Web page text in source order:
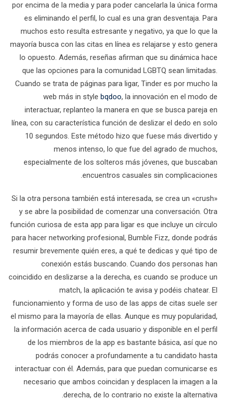
por encima de la media y para poder cancelarla la única forma
es eliminando el perfil, lo cual es una gran desventaja. Para
muchos esto resulta estresante y negativo, ya que lo que la
mayoría busca con las citas en línea es relajarse y esto genera
lo opuesto. Además, reseñas afirman que su dinámica hace
que las opciones para la comunidad LGBTQ sean limitadas.
Cuando se trata de páginas para ligar, Tinder es por mucho la
web más in style bqdoo, la innovación en el modo de
interactuar, replanteo la manera en que se busca pareja en
línea, con su característica función de deslizar el dedo en solo
10 segundos. Este método hizo que fuese más divertido y
menos intenso, lo que fue del agrado de muchos,
especialmente de los solteros más jóvenes, que buscaban
encuentros casuales sin complicaciones.
Si la otra persona también está interesada, se crea un «crush»
y se abre la posibilidad de comenzar una conversación. Otra
función curiosa de esta app para ligar es que incluye un círculo
para hacer networking profesional, Bumble Fizz, donde podrás
resumir brevemente quién eres, a qué te dedicas y qué tipo de
conexión estás buscando. Cuando dos personas han
coincidido en deslizarse a la derecha, es cuando se produce un
match, la aplicación te avisa y podéis chatear. El
funcionamiento y forma de uso de las apps de citas suele ser
el mismo para la mayoría de ellas. Aunque es muy popularidad,
la información acerca de cada usuario y disponible en el perfil
de los miembros de la app es bastante básica, así que no
podrás conocer a profundamente a tu candidato hasta
interactuar con él. Además, para que puedan comunicarse es
necesario que ambos coincidan y desplacen la imagen a la
derecha, de lo contrario no existe la alternativa.